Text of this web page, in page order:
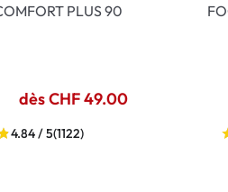
PLUS 90
dès CHF 49.00
4.84 / 5(1122)